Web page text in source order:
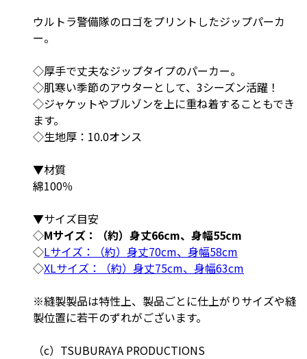
ウルトラ警備隊のロゴをプリントしたジップパーカ
ー。
◇厚手で丈夫なジップタイプのパーカー。
◇肌寒い季節のアウターとして、3シーズン活躍！
◇ジャケットやブルゾンを上に重ね着することもでき
ます。
◇生地厚：10.0オンス
▼材質
綿100％
▼サイズ目安
◇Mサイズ：（約）身丈66cm、身幅55cm
◇Lサイズ：（約）身丈70cm、身幅58cm
◇XLサイズ：（約）身丈75cm、身幅63cm
※縫製製品は特性上、製品ごとに仕上がりサイズや縫
製位置に若干のずれがございます。
（c）TSUBURAYA PRODUCTIONS